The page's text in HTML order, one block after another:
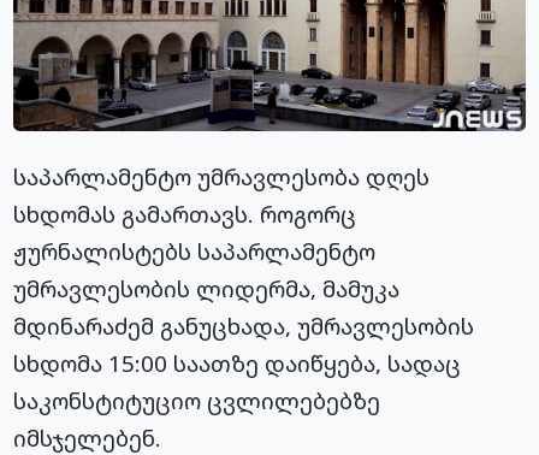
საპარლამენტო უმრავლესობა დღეს
სხდომას გამართავს. როგორც
ჟურნალისტებს საპარლამენტო
უმრავლესობის ლიდერმა, მამუკა
მდინარაძემ განუცხადა, უმრავლესობის
სხდომა 15:00 საათზე დაიწყება, სადაც
საკონსტიტუციო ცვლილებებზე
იმსჯელებენ.